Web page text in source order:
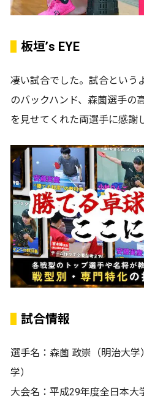
板垣’s EYE
凄い試合でした。試合という
のバックハンド、森薗選手の
を見せてくれた両選手に感謝
試合情報
選手名：森薗 政崇（明治大
学）
大会名：平成29年度全日本大